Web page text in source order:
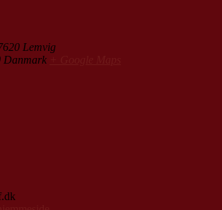
Lemvig
Danmark